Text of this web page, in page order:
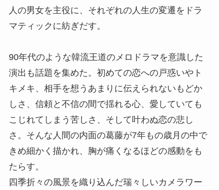
人の男女を主役に、それぞれの人生の変遷をドラ
マティックに紡ぎだす。
90年代のような韓流王道のメロドラマを意識した
演出も話題を集めた。初めての恋への戸惑いやト
キメキ、相手を想うあまりに伝えられないもどか
しさ、信頼と不信の間で揺れる心、愛していても
こじれてしまう苦しさ、そして叶わぬ恋の悲し
さ。そんな人間の内面の葛藤が7年もの歳月の中で
きめ細かく描かれ、胸が痛くなるほどの感動をも
たらす。
四季折々の風景を織り込んだ瑞々しいカメラワー